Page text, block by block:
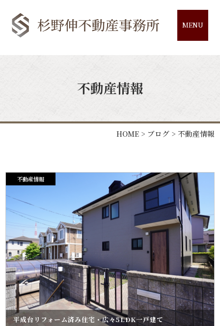
MENU
不動産情報
HOME> ブログ> 不動産情報
不動産情報
平成台リフォーム済み住宅・広々5LDK一戸建て